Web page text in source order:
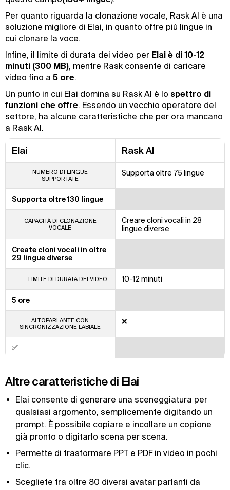
Per quanto riguarda la clonazione vocale, Rask AI è una
soluzione migliore di Elai, in quanto offre più lingue in
cui clonare la voce.
Infine, il limite di durata dei video per Elai è di 10-12
minuti (300 MB), mentre Rask consente di caricare
video fino a 5 ore.
Un punto in cui Elai domina su Rask AI è lo spettro di
funzioni che offre. Essendo un vecchio operatore del
settore, ha alcune caratteristiche che per ora mancano
a Rask AI.
Elai Rask AI
NUMERO DI LINGUE
SUPPORTATE
Supporta oltre 75 lingue
Supporta oltre 130 lingue
CAPACITÀ DI CLONAZIONE
VOCALE
Creare cloni vocali in 28
lingue diverse
Create cloni vocali in oltre
29 lingue diverse
LIMITE DI DURATA DEI VIDEO 10-12 minuti
5 ore
ALTOPARLANTE CON
SINCRONIZZAZIONE LABIALE
❌
✅
Altre caratteristiche di Elai
Elai consente di generare una sceneggiatura per
qualsiasi argomento, semplicemente digitando un
prompt. È possibile copiare e incollare un copione
già pronto o digitarlo scena per scena.
Permette di trasformare PPT e PDF in video in pochi
clic.
Scegliete tra oltre 80 diversi avatar parlanti da